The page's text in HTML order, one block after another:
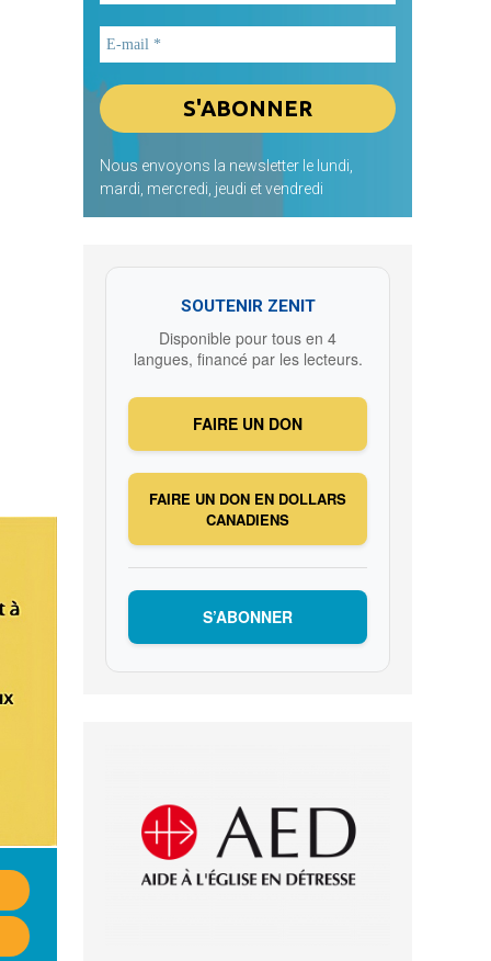
Nous envoyons la newsletter le lundi,
mardi, mercredi, jeudi et vendredi
SOUTENIR ZENIT
Disponible pour tous en 4
langues, financé par les lecteurs.
FAIRE UN DON
FAIRE UN DON EN DOLLARS
CANADIENS
S’ABONNER